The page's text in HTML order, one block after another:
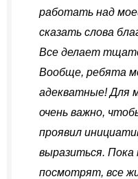
работать над
сказать слова
Все делает
Вообще, ребята
адекватные! Для
очень важно,
проявил
выразиться.
посмотрят, все